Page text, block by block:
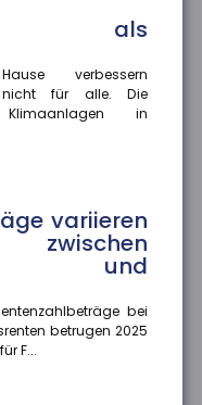
als
verbessern
für alle. Die
in
variieren
und
bei
betrugen 2025
F...
lebt
mit
Konzept
schreitet in
Reisen
Flüge oder verpasste
den Sommerurlaub